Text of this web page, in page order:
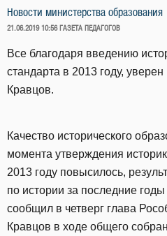
Новости министерства образования
ОПУБЛИКОВАНО
21.06.2019 10:56 ГАЗЕТА ПЕДАГОГОВ
Все благодаря введению
стандарта в 2013 году,
Кравцов.
Качество исторического
момента утверждения
2013 году повысилось,
по истории за последние
сообщил в четверг глава
Кравцов в ходе общего